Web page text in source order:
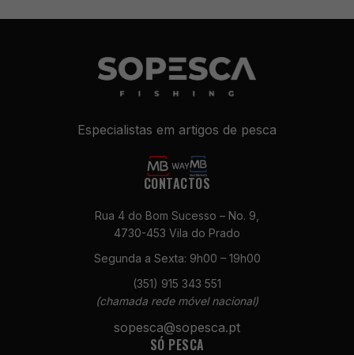
Especialistas em artigos de pesca
CONTACTOS
Rua 4 do Bom Sucesso – No. 9,
4730-453 Vila do Prado
Segunda a Sexta: 9h00 – 19h00
(351) 915 343 551
(chamada rede móvel nacional)
sopesca@sopesca.pt
SÓ PESCA
Necessários
Estes cookies